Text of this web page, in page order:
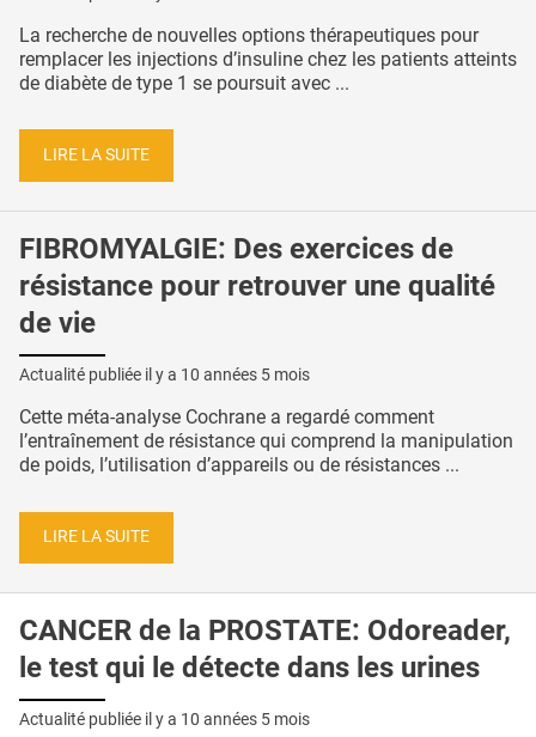
La recherche de nouvelles options thérapeutiques pour
remplacer les injections d’insuline chez les patients atteints
de diabète de type 1 se poursuit avec ...
LIRE LA SUITE
FIBROMYALGIE: Des exercices de
résistance pour retrouver une qualité
de vie
Actualité publiée il y a 10 années 5 mois
Cette méta-analyse Cochrane a regardé comment
l’entraînement de résistance qui comprend la manipulation
de poids, l’utilisation d’appareils ou de résistances ...
LIRE LA SUITE
CANCER de la PROSTATE: Odoreader,
le test qui le détecte dans les urines
Actualité publiée il y a 10 années 5 mois